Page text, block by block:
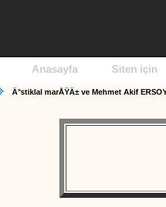
Anasayfa Siten için
Ä°stiklal marÅŸÄ± ve Mehmet Akif